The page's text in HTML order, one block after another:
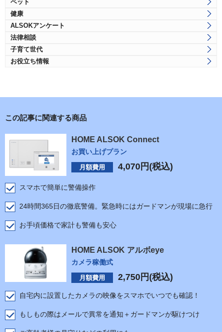
ペット
健康
ALSOKアンケート
法律相談
子育て世代
お役立ち情報
この記事に関連する商品
HOME ALSOK Connect
お買い上げプラン
月額費用 4,070 円(税込)
スマホで簡単に警備操作
24時間365日の徹底警備。緊急時にはガードマンが現場に急行
お手頃価格で家計も警備も安心
HOME ALSOK アルボeye
カメラ稼働式
月額費用 2,750 円(税込)
自宅内に設置したカメラの映像をスマホでいつでも確認！
もしもの際はメールで異常を通知＋ガードマンが駆けつけ